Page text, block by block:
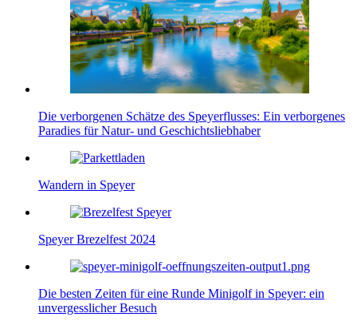
Die verborgenen Schätze des Speyerflusses: Ein verborgenes
Paradies für Natur- und Geschichtsliebhaber
Wandern in Speyer
Speyer Brezelfest 2024
Die besten Zeiten für eine Runde Minigolf in Speyer: ein
unvergesslicher Besuch